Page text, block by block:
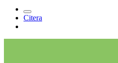
Citera